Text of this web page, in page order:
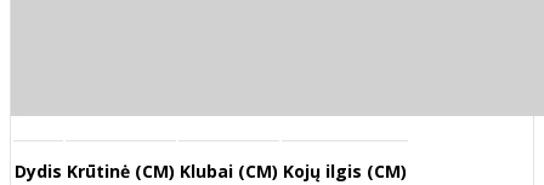
Dydis Krūtinė (CM) Klubai (CM) Kojų ilgis (CM)